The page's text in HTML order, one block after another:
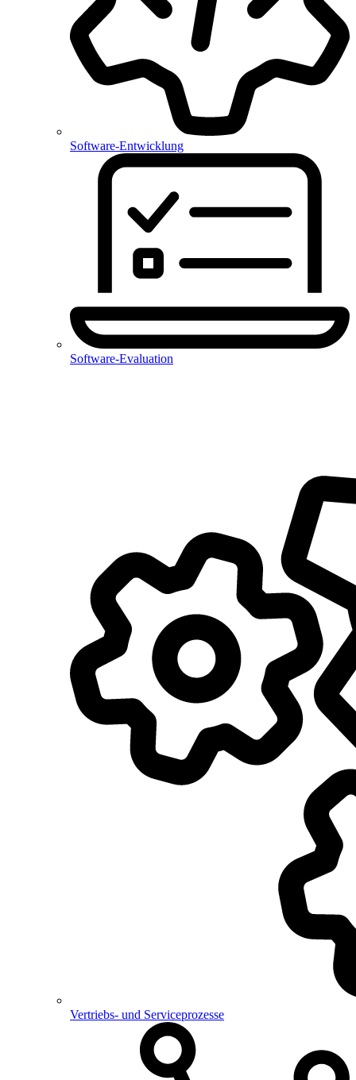
Software-Entwicklung
Software-Evaluation
Vertriebs- und Serviceprozesse